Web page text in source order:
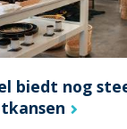
biedt nog